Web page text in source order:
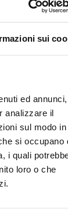
sui
ed annunci,
analizzare il
sul modo in
si occupano
i quali
loro o che
che